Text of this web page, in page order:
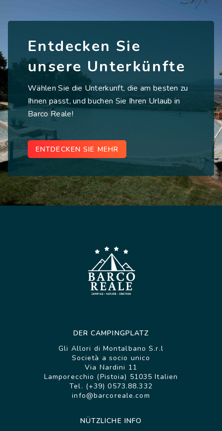
Entdecken Sie
unsere Unterkünfte
Wählen Sie die Unterkunft, die am besten zu
Ihnen passt, und buchen Sie Ihren Urlaub in
Barco Reale!
ENTDECKEN SIE MEHR
DER CAMPINGPLATZ
Gli Allori di Montalbano S.r.l
Società a socio unico
Via Nardini 11
Lamporecchio (Pistoia) 51035 Italien
Tel. (+39) 0573.88.332
info@barcoreale.com
NÜTZLICHE INFO